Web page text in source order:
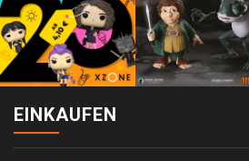
EINKAUFEN